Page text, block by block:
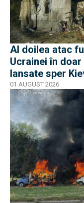
Al doilea atac
Ucrainei în
lansate sper
01 AUGUST 2026